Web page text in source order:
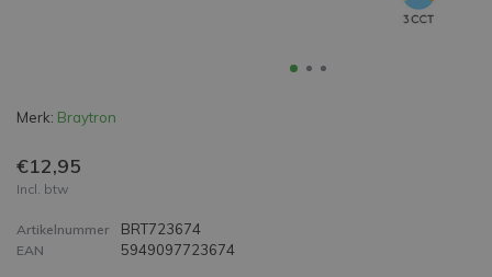
Merk: Braytron
€12,95
Incl. btw
Artikelnummer BRT723674
EAN 5949097723674